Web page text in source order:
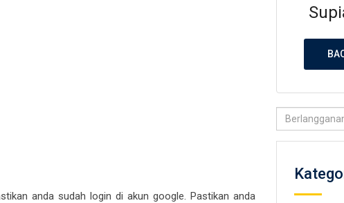
anda sudah login di akun google. Pastikan anda